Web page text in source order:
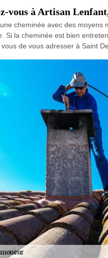
vous à Artisan
cheminée avec des
la cheminée est bien
de vous adresser à Saint